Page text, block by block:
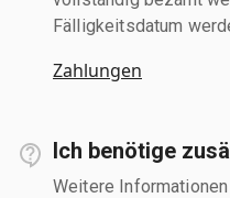
Fälligkeitsdatum
Zahlungen
Ich benötige
Weitere